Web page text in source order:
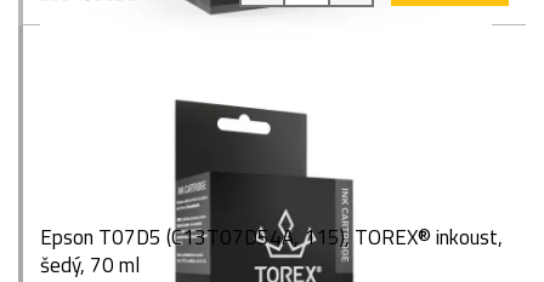
Epson T07D5 (C13T07D54A, 115), TOREX® inkoust,
šedý, 70 ml